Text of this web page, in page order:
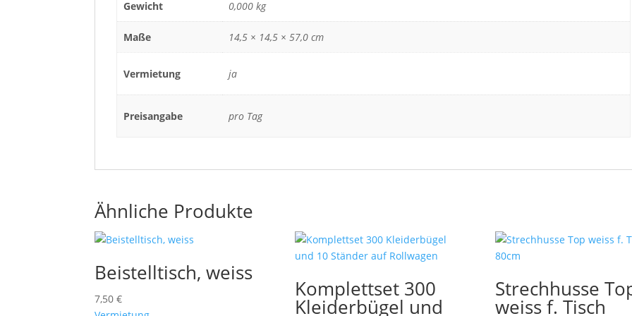
Gewicht 0,000 kg
Maße 14,5 × 14,5 × 57,0 cm
Vermietung ja
Preisangabe pro Tag
Ähnliche Produkte
Beistelltisch, weiss
7,50€
Komplettset 300
Kleiderbügel und
Strechhusse
weiss f. Tisch